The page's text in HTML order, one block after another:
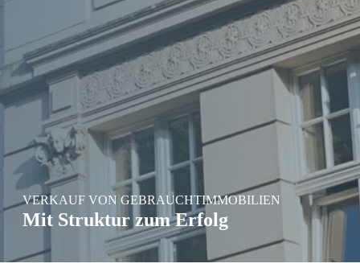
VERKAUF VON GEBRAUCHTIMMOBILIEN
Mit Struktur zum Erfolg